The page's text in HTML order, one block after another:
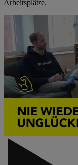
Arbeitsplätze.